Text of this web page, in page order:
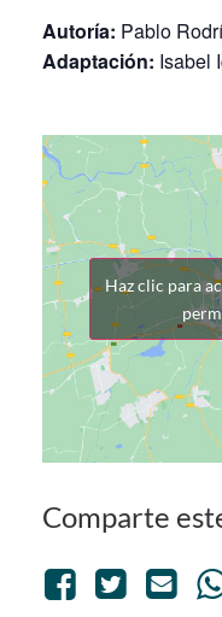
Autoría: Pablo
Adaptación: Isabel
Haz clic para
Comparte